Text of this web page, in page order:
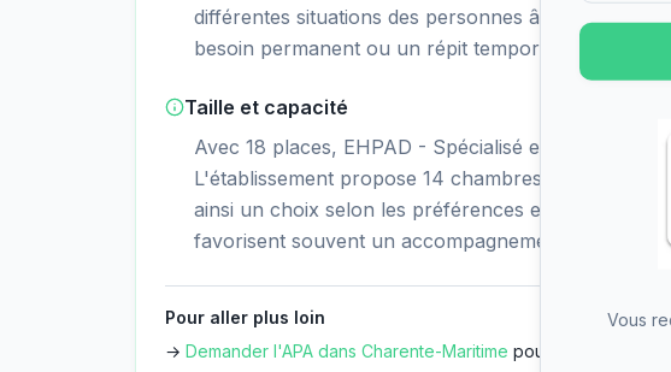
différentes situations des personnes âgées et de
besoin permanent ou un répit temporaire.
Taille et capacité
Avec 18 places, EHPAD - Spécialisé est un
L'établissement propose 14 chambres
ainsi un choix selon les préférences et le budget.
favorisent souvent un accompagnement plus
Pour aller plus loin
→ Demander l'APA dans Charente-Maritime pour financer une
Vous